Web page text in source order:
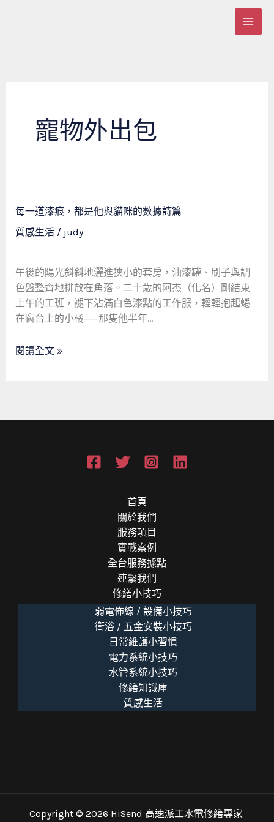
寵物外出包
每一道漆痕，都是他與貓咪的數據詩篇
質感生活/ judy
午後的陽光斜斜地灑進狹小的套房，油漆罐、刷子與調
色盤整齊地排放在角落。二十歲的阿杰（化名）剛結束
上午的工班，褪下沾滿白色漆點的工作服，輕輕抱起蜷
在窗台上的小橘——那隻他半年…
每
一
道
痕，
都
是
他
與
咪
詩
閱讀全文 »
首頁
關於我們
服務項目
實戰案例
全台服務據點
連繫我們
修繕小技巧
弱電佈線 / 設備小技巧
衛浴 / 五金安裝小技巧
日常維護小習慣
電力系統小技巧
水管系統小技巧
修繕知識庫
質感生活
Copyright © 2026 HiSend 高速派工水電修繕專家